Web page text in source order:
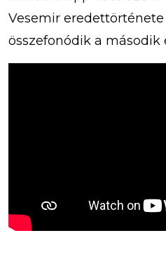
Vesemir eredettörténete
összefonódik a második